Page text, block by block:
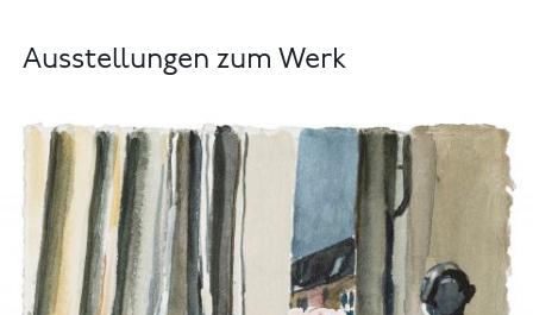
Ausstellungen zum Werk